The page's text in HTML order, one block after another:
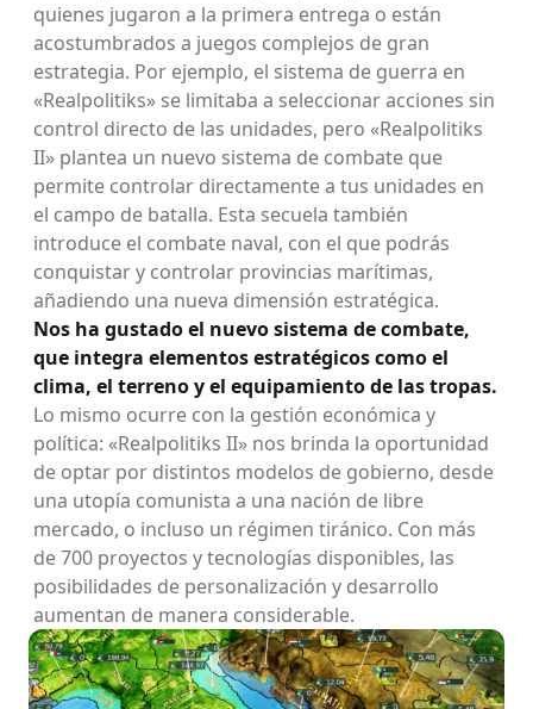
quienes jugaron a la primera entrega o están
acostumbrados a juegos complejos de gran
estrategia. Por ejemplo, el sistema de guerra en
«Realpolitiks» se limitaba a seleccionar acciones sin
control directo de las unidades, pero «Realpolitiks
II» plantea un nuevo sistema de combate que
permite controlar directamente a tus unidades en
el campo de batalla. Esta secuela también
introduce el combate naval, con el que podrás
conquistar y controlar provincias marítimas,
añadiendo una nueva dimensión estratégica.
Nos ha gustado el nuevo sistema de combate,
que integra elementos estratégicos como el
clima, el terreno y el equipamiento de las tropas.
Lo mismo ocurre con la gestión económica y
política: «Realpolitiks II» nos brinda la oportunidad
de optar por distintos modelos de gobierno, desde
una utopía comunista a una nación de libre
mercado, o incluso un régimen tiránico. Con más
de 700 proyectos y tecnologías disponibles, las
posibilidades de personalización y desarrollo
aumentan de manera considerable.